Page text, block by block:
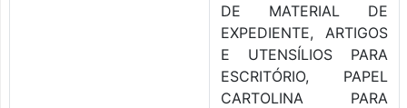
DE MATERIAL DE
EXPEDIENTE, ARTIGOS
E UTENSÍLIOS PARA
ESCRITÓRIO, PAPEL
CARTOLINA PARA